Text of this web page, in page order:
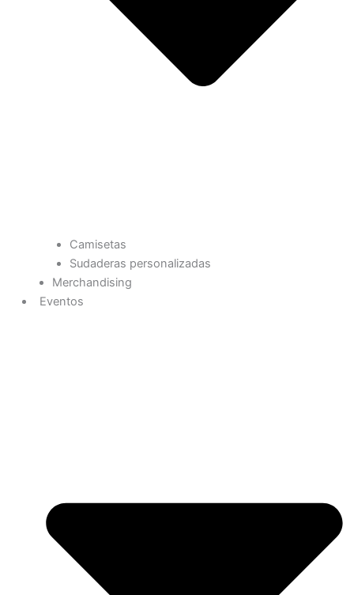
Camisetas
Sudaderas personalizadas
Merchandising
Eventos